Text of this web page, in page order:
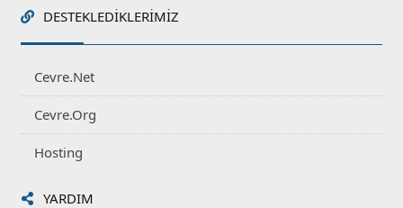
DESTEKLEDIKLERIMIZ
Cevre.Net
Cevre.Org
Hosting
YARDIM